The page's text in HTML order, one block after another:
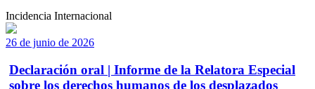
Incidencia Internacional
26 de junio de 2026
Declaración oral | Informe de la Relatora Especial
sobre los derechos humanos de los desplazados